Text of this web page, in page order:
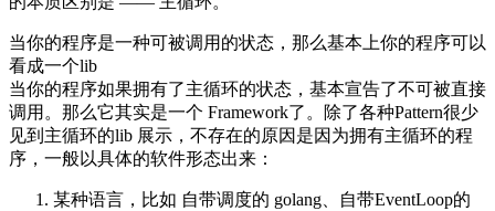
当你的程序是一种可被调用的状态，那么基本上你的程序可以
看成一个lib
当你的程序如果拥有了主循环的状态，基本宣告了不可被直接
调用。那么它其实是一个 Framework了。除了各种Pattern很少
见到主循环的lib 展示，不存在的原因是因为拥有主循环的程
序，一般以具体的软件形态出来：
某种语言，比如 自带调度的 golang、自带EventLoop的